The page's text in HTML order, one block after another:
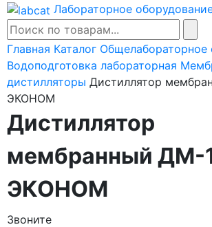
Лабораторное
Главная Каталог Общелабораторное
Водоподготовка лабораторная
дистилляторы Дистиллятор
ЭКОНОМ
Дистиллятор
мембранный ДМ-
ЭКОНОМ
Звоните